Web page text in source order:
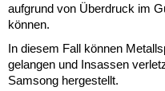
aufgrund von Überdruck im
können.
In diesem Fall können
gelangen und Insassen
Samsong hergestellt.